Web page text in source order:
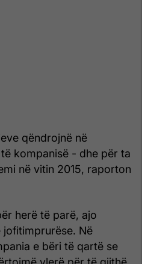
qëndrojnë në
kompanisë - dhe për ta
në vitin 2015, raporton
herë të parë, ajo
Në
e bëri të qartë se